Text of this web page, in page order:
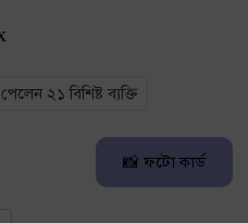
২১ বিশিষ্ট ব্যক্তি
📸 ফটো কার্ড